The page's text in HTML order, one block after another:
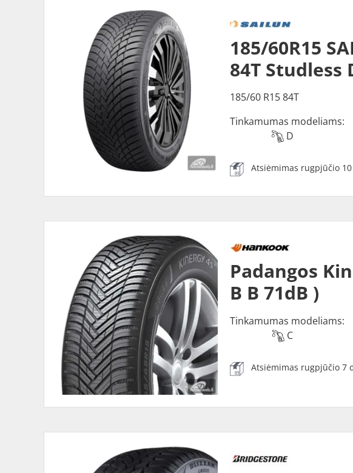
185/60R15
84T Studless
185/60 R15 84T
Tinkamumas modeliams:
D
Atsiėmimas rugpjūčio
Padangos
B B 71dB )
Tinkamumas modeliams:
C
Atsiėmimas rugpjūčio 7